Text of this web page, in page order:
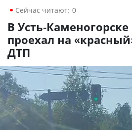
Сейчас читают: 0
В Усть-
проехал на
ДТП